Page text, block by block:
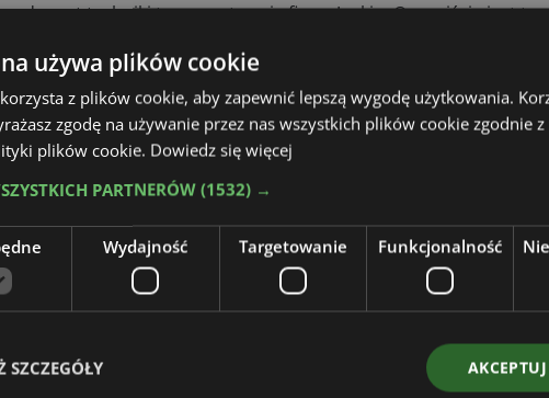
techniki transportowej - firma Joskin. Oczywiście jest to
która w latach 2018-2020 zanotowała wzrost przychodów z
przyczep, naczep i urządzeń hakowych - podkielecka firma
2018 r. do 172 mln zł w 2020 r. Zauważyć jednak należy spadek
zestawieniu, widać z jednej strony krótkoterminową
agregatów prądotwórczych - firmy
ładunkowe oraz wywrotki firmyHenschel Engineering
producentów jak:
Terma(wzrost z 95 mln zł w 2018 r. do
- 2020 r.)
używa plików cookie
z plików cookie, aby zapewnić lepszą wygodę użytkowania.
zgodę na używanie przez nas wszystkich plików cookie zgodnie
plików cookie. Dowiedz się więcej
PARTNERÓW (1532) →
Wydajność Targetowanie Funkcjonalność
SZCZEGÓŁY